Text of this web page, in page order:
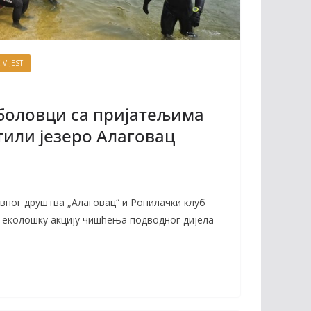
са пријатељима
језеро Алаговац
друштва „Алаговац“ и Ронилачки клуб
акцију чишћења подводног дијела